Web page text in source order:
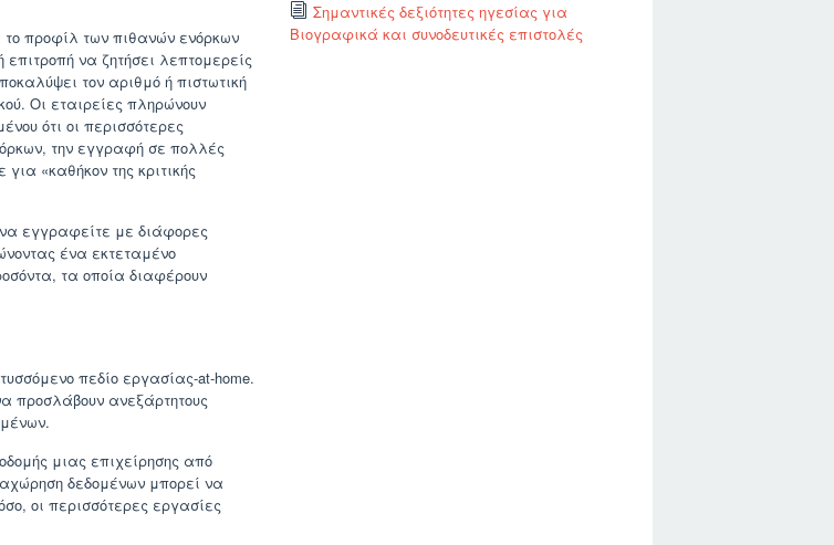
το προφίλ των πιθανών ενόρκων
να ζητήσει λεπτομερείς
τον αριθμό ή πιστωτική
Οι εταιρείες πληρώνουν
ότι οι περισσότερες
την εγγραφή σε πολλές
«καθήκον της κριτικής
εγγραφείτε με διάφορες
ένα εκτεταμένο
τα οποία διαφέρουν
πεδίο εργασίας-at-home.
προσλάβουν ανεξάρτητους
μιας επιχείρησης από
δεδομένων μπορεί να
οι περισσότερες εργασίες
Σημαντικές δεξιότητες ηγεσίας για
Βιογραφικά και συνοδευτικές επιστολές